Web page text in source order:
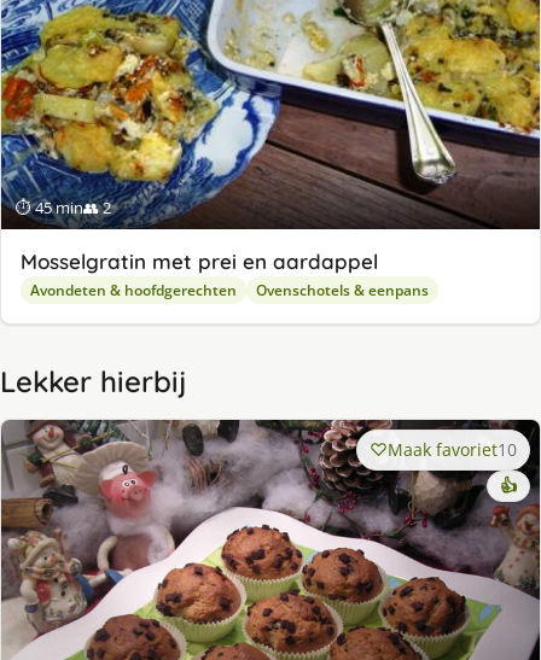
⏱ 45 min👥 2
Mosselgratin met prei en aardappel
Avondeten & hoofdgerechten Ovenschotels & eenpans
Lekker hierbij
Maak favoriet10
👍